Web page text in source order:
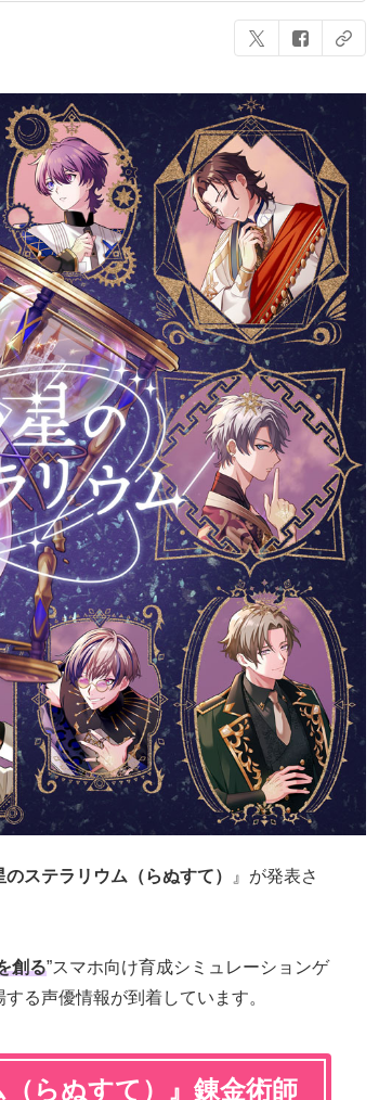
のステラリウム（らぬすて）
』が発表さ
創る”スマホ向け育成シミュレーションゲ
る声優情報が到着しています。
（らぬすて）』錬金術師